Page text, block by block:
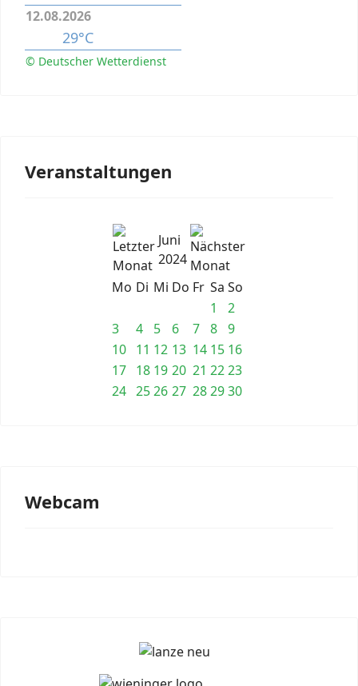
12.08.2026
29°C
© Deutscher Wetterdienst
Veranstaltungen
Juni
2024
Mo Di Mi Do Fr Sa So
1
2
3
4 5 6 7 8 9
10 11 12 13 14 15 16
17 18 19 20 21 2223
24 2526 27 282930
Webcam